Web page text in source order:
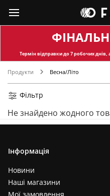
Термін відправкидо 7 робочих днів,
Продукти Весна/Літо
Фільтр
Не знайдено жодного
Інформація
Новини
Наші магазини